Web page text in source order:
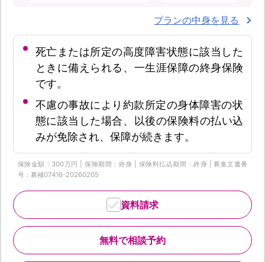
プランの中身を見る
死亡または所定の高度障害状態に該当した
ときに備えられる、一生涯保障の終身保険
です。
不慮の事故により約款所定の身体障害の状
態に該当した場合、以後の保険料の払い込
みが免除され、保障が続きます。
保険金額：300万円 | 保険期間：終身 | 保険料払込期間：終身 | 募集文書番
号：募補07416-20260205
無料で相談予約
資料請求